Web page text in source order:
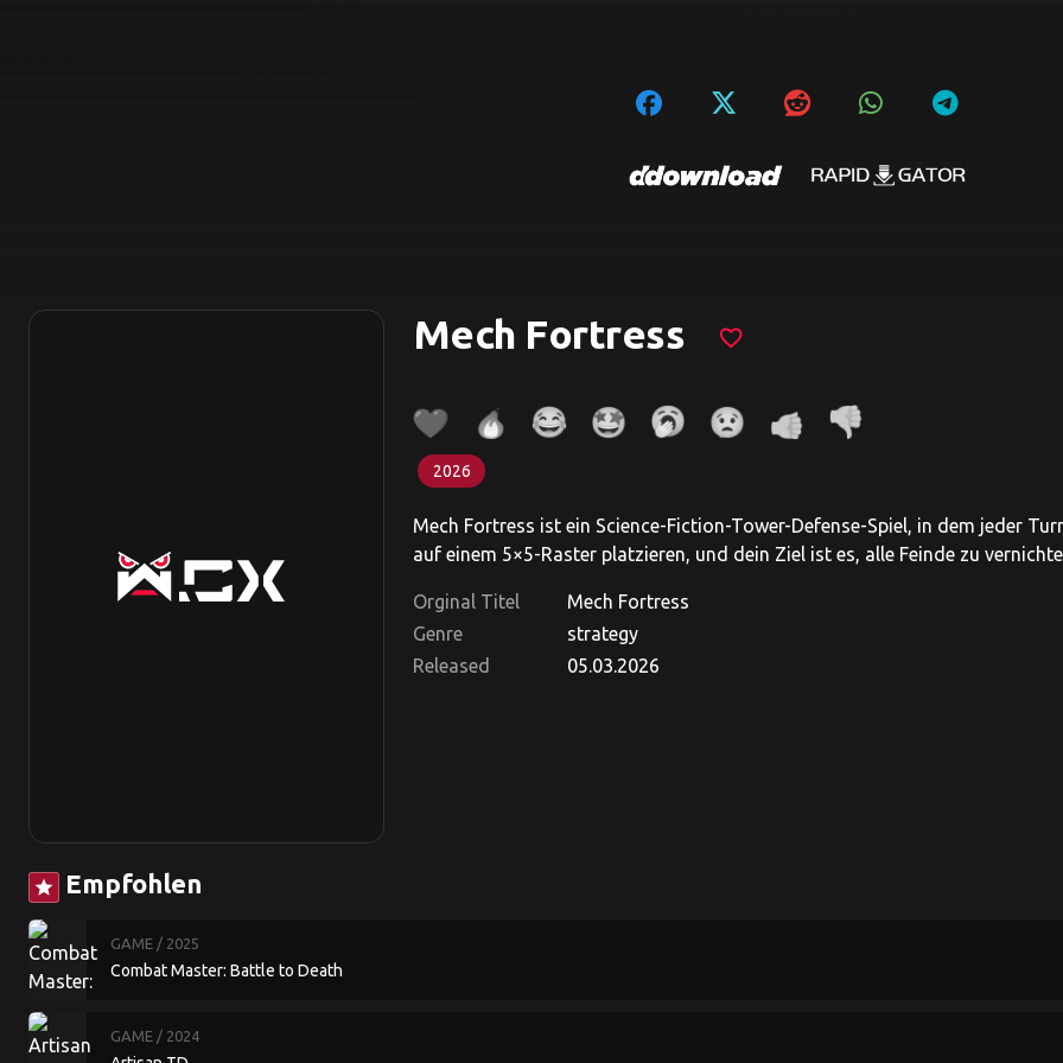
Mech Fortress favorite_border
2026
Mech Fortress ist ein Science-Fiction-Tower-Defense-Spiel, in dem jeder
auf einem 5×5-Raster platzieren, und dein Ziel ist es, alle Feinde zu
Orginal Titel
Mech Fortress
Genre
strategy
Released
05.03.2026
star Empfohlen
GAME / 2025
Combat Master: Battle to Death
GAME / 2024